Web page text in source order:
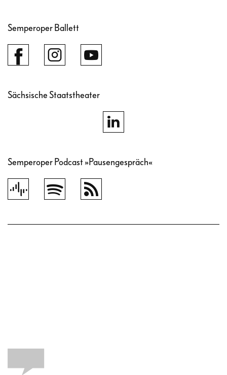
Semperoper Ballett
Sächsische Staatstheater
Semperoper Podcast »Pausengespräch«